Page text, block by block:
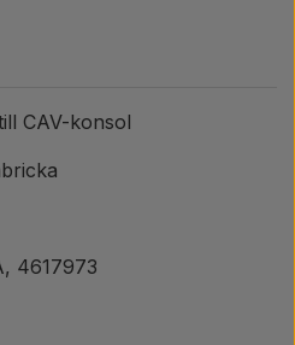
GARDLOC
CAV-konsol
4617973